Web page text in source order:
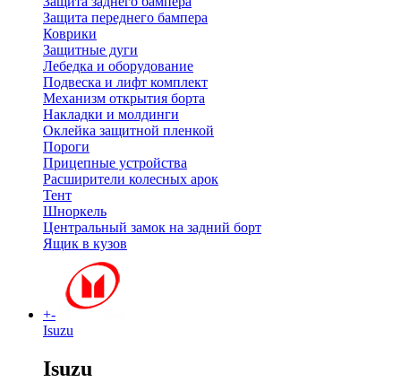
Защита переднего бампера
Коврики
Защитные дуги
Лебедка и оборудование
Подвеска и лифт комплект
Механизм открытия борта
Накладки и молдинги
Оклейка защитной пленкой
Пороги
Прицепные устройства
Расширители колесных арок
Тент
Шноркель
Центральный замок на задний борт
Ящик в кузов
+-
Isuzu
Isuzu